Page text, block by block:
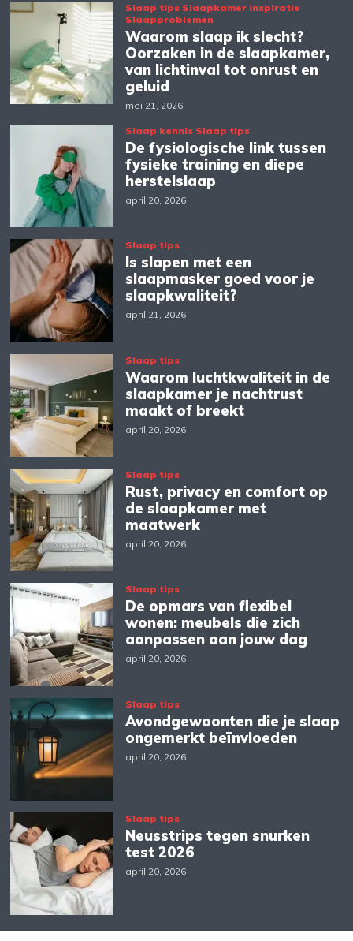
Slaap tips Slaapkamer inspiratie
Slaapproblemen
Waarom slaap ik slecht?
Oorzaken in de slaapkamer,
van lichtinval tot onrust en
geluid
mei 21, 2026
Slaap kennis Slaap tips
De fysiologische link tussen
fysieke training en diepe
herstelslaap
april 20, 2026
Slaap tips
Is slapen met een
slaapmasker goed voor je
slaapkwaliteit?
april 21, 2026
Slaap tips
Waarom luchtkwaliteit in de
slaapkamer je nachtrust
maakt of breekt
april 20, 2026
Slaap tips
Rust, privacy en comfort op
de slaapkamer met
maatwerk
april 20, 2026
Slaap tips
De opmars van flexibel
wonen: meubels die zich
aanpassen aan jouw dag
april 20, 2026
Slaap tips
Avondgewoonten die je slaap
ongemerkt beïnvloeden
april 20, 2026
Slaap tips
Neusstrips tegen snurken
test 2026
april 20, 2026